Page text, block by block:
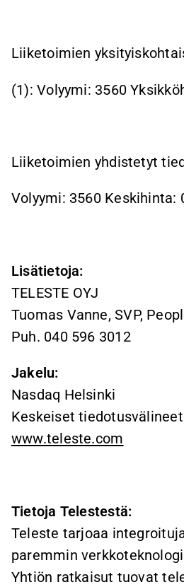
Liiketoimien
(1): Volyymi: 3560
Liiketoimien yhdistetyt
Volyymi: 3560 Keskihinta:
Lisätietoja:
TELESTE OYJ
Tuomas Vanne, SVP,
Puh. 040 596 3012
Jakelu:
Nasdaq Helsinki
Keskeiset tiedotusvälineet
www.teleste.com
Tietoja Telestestä:
Teleste tarjoaa
paremmin
Yhtiön ratkaisut tuovat